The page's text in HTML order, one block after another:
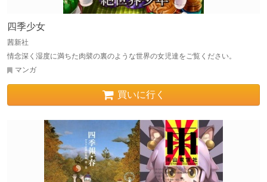
四季少女
茜新社
情念深く湿度に満ちた肉襞の裏のような世界の女児達をご覧ください。
マンガ
買いに行く